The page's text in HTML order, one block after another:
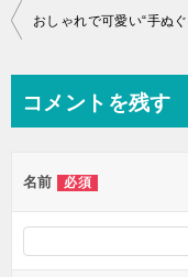
投
ビ
ー
シ
ョ
コメントを残す
名前 必須